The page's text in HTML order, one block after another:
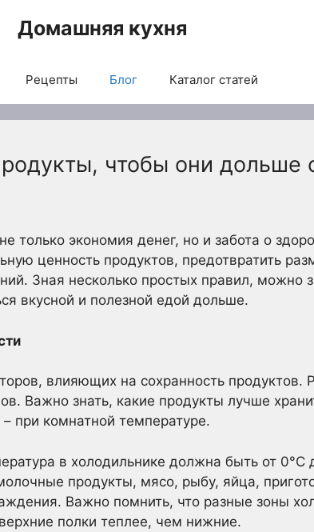
Домашняя кухня
Рецепты Блог Каталог статей
чтобы они дольше
только экономия денег, но и забота о
ценность продуктов, предотвратить
Зная несколько простых правил, можно
вкусной и полезной едой дольше.
влияющих на сохранность продуктов.
Важно знать, какие продукты лучше
при комнатной температуре.
в холодильнике должна быть от 0°C
продукты, мясо, рыбу, яйца,
Важно помнить, что разные зоны
полки теплее, чем нижние.